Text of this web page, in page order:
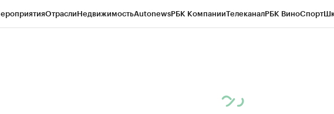
ОтраслиНедвижимостьAutonewsРБК КомпанииТелеканалРБК ВиноСпорт